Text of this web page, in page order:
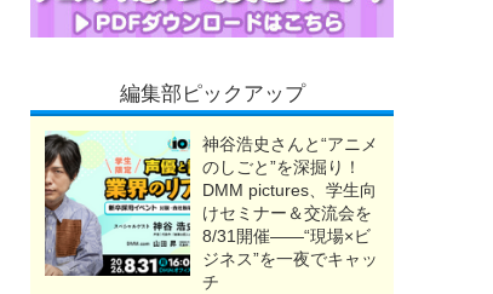
編集部ピックアップ
神谷浩史さんと“アニメ
のしごと”を深掘り！
DMM pictures、学生向
けセミナー＆交流会を
8/31開催――“現場×ビ
ジネス”を一夜でキャッ
チ